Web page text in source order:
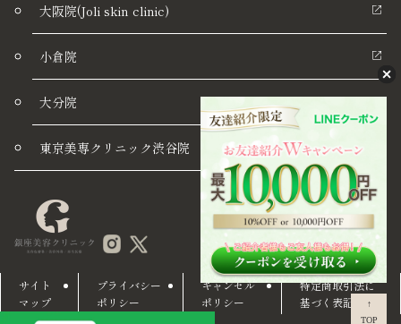
大阪院(Joli skin clinic)
小倉院
大分院
東京美専クリニック渋谷院
サイト
マップ
プライバシー
ポリシー
キャンセル
ポリシー
特定商取引法に
基づく表記
↑
TOP